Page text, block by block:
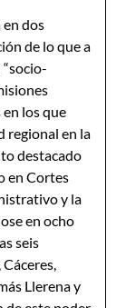
dos
de lo que a
los que
regional en la
destacado
en Cortes
y la
en ocho
seis
Llerena y